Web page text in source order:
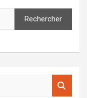
Rechercher